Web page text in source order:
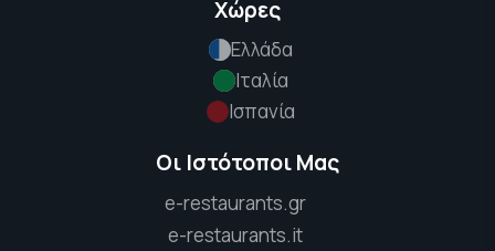
Χώρες
Ελλάδα
Ιταλία
Ισπανία
Οι Ιστότοποι Μας
e-restaurants.gr
e-restaurants.it